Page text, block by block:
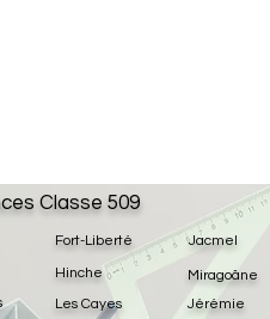
Fort-Liberté
Hinche
Les Cayes
Jacmel
Jérémie
Miragoâne
Classe 509